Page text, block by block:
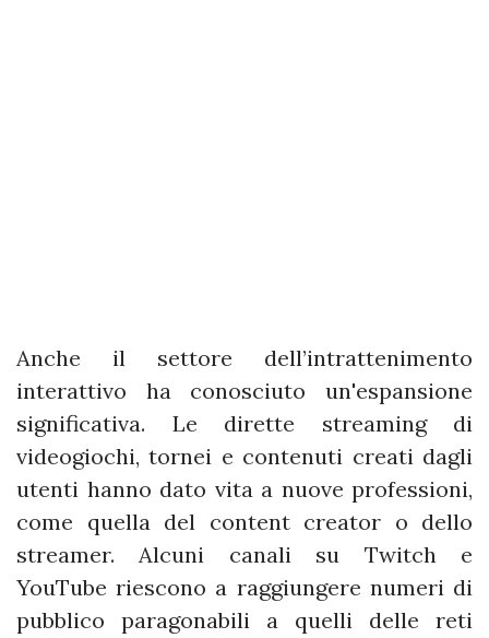
Anche il settore dell’intrattenimento
interattivo ha conosciuto un'espansione
significativa. Le dirette streaming di
videogiochi, tornei e contenuti creati dagli
utenti hanno dato vita a nuove professioni,
come quella del content creator o dello
streamer. Alcuni canali su Twitch e
YouTube riescono a raggiungere numeri di
pubblico paragonabili a quelli delle reti